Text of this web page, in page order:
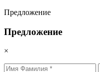
Предложение
Предложение
×